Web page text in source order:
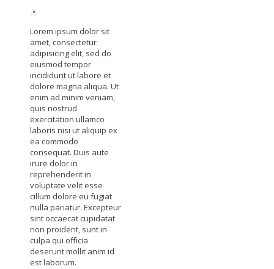
Lorem ipsum dolor sit
amet, consectetur
adipisicing elit, sed do
eiusmod tempor
incididunt ut labore et
dolore magna aliqua. Ut
enim ad minim veniam,
quis nostrud
exercitation ullamco
laboris nisi ut aliquip ex
ea commodo
consequat. Duis aute
irure dolor in
reprehenderit in
voluptate velit esse
cillum dolore eu fugiat
nulla pariatur. Excepteur
sint occaecat cupidatat
non proident, sunt in
culpa qui officia
deserunt mollit anim id
est laborum.